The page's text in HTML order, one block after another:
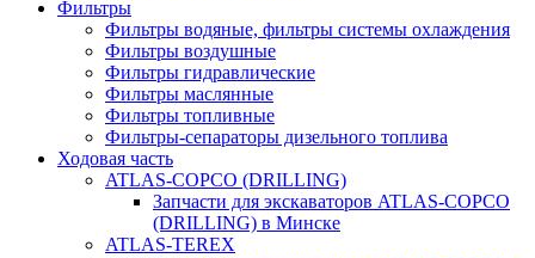
Фильтры
Фильтры водяные, фильтры системы охлаждения
Фильтры воздушные
Фильтры гидравлические
Фильтры маслянные
Фильтры топливные
Фильтры-сепараторы дизельного топлива
Ходовая часть
ATLAS-COPCO (DRILLING)
Запчасти для экскаваторов ATLAS-COPCO
(DRILLING) в Минске
ATLAS-TEREX